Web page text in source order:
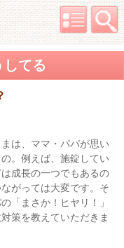
てる
は、ママ・パパが思い
。例えば、施錠してい
成長の一つでもあるの
がっては大変です。そ
「まさか！ヒヤリ！」
策を教えていただきま